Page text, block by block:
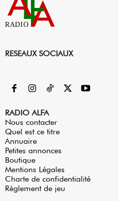
RADIO
RESEAUX SOCIAUX
RADIO ALFA
Nous contacter
Quel est ce titre
Annuaire
Petites annonces
Boutique
Mentions Légales
Charte de confidentialité
Règlement de jeu